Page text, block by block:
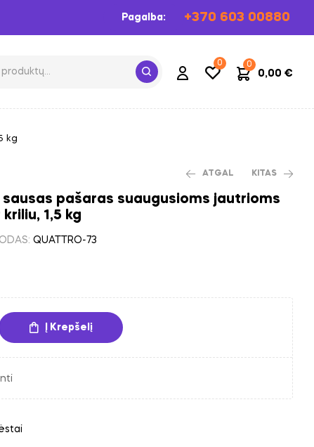
Pagalba: +370 603 00880
0 0
0,00 €
kg
ATGAL KITAS
pašaras suaugusioms jautrioms
1,5 kg
QUATTRO-73
Į Krepšelį